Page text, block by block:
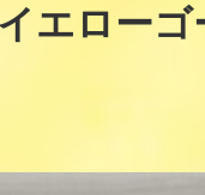
ローゴ